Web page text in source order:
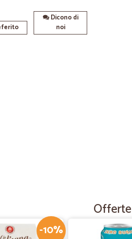
Dicono di
noi
-10%